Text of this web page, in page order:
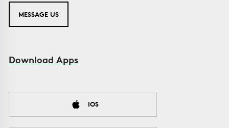
MESSAGE US
Download Apps
IOS